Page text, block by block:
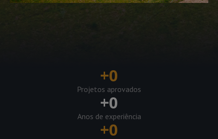
+0
Projetos aprovados
+0
Anos de experiência
+0